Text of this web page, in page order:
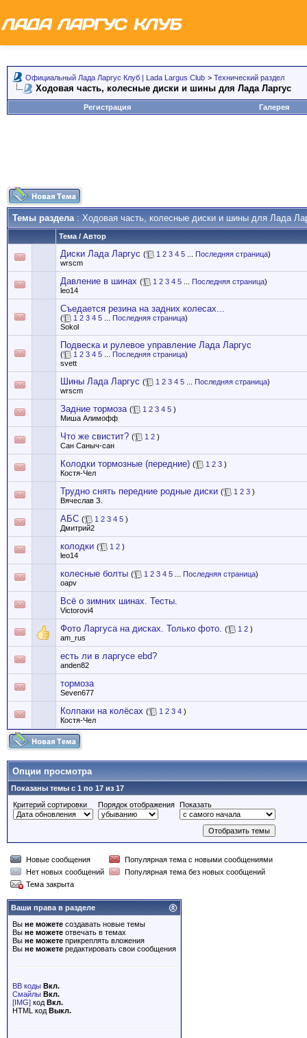
Официальный Лада Ларгус Клуб | Lada Largus Club > Технический раздел
Ходовая часть, колесные диски и шины для Лада Ларгус
Регистрация Галерея
Темы раздела: Ходовая часть, колесные диски и шины для Лада
Тема / Автор
Диски Лада Ларгус ( 1 2 3 4 5 Последняя страница)
wrscm
Давление в шинах ( 1 2 3 4 5 Последняя страница)
leo14
Съедается резина на задних колесах...
( 1 2 3 4 5 Последняя страница)
Sokol
Подвеска и рулевое управление Лада Ларгус
( 1 2 3 4 5 Последняя страница)
svett
Шины Лада Ларгус ( 1 2 3 4 5 Последняя страница)
wrscm
Задние тормоза ( 1 2 3 4 5 )
Миша Алимофф
Что же свистит? ( 1 2 )
Сан Саныч-сан
Колодки тормозные (передние) ( 1 2 3 )
Костя-Чел
Трудно снять передние родные диски ( 1 2 3 )
Вячеслав З.
АБС ( 1 2 3 4 5 )
Дмитрий2
колодки ( 1 2 )
leo14
колесные болты ( 1 2 3 4 5 Последняя страница)
oapv
Всё о зимних шинах. Тесты.
Victorovi4
Фото Ларгуса на дисках. Только фото. ( 1 2 )
am_rus
есть ли в ларгусе ebd?
anden82
тормоза
Seven677
Колпаки на колёсах ( 1 2 3 4 )
Костя-Чел
Опции просмотра
Показаны темы с 1 по 17 из 17
Критерий сортировки
Порядок отображения Показать
Новые сообщения
Популярная тема с новыми сообщениями
Нет новых сообщений
Популярная тема без новых сообщений
Тема закрыта
Ваши права в разделе
Вы не можете создавать новые темы
Вы не можете отвечать в темах
Вы не можете прикреплять вложения
Вы не можете редактировать свои сообщения
BB коды Вкл.
Смайлы Вкл.
[IMG] код Вкл.
HTML код Выкл.